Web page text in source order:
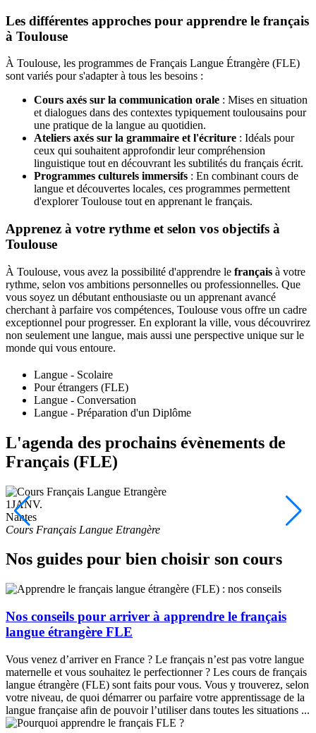
Les différentes approches pour apprendre le français
à Toulouse
À Toulouse, les programmes de Français Langue Étrangère (FLE)
sont variés pour s'adapter à tous les besoins :
Cours axés sur la communication orale : Mises en situation
et dialogues dans des contextes typiquement toulousains pour
une pratique de la langue au quotidien.
Ateliers axés sur la grammaire et l'écriture : Idéals pour
ceux qui souhaitent approfondir leur compréhension
linguistique tout en découvrant les subtilités du français écrit.
Programmes culturels immersifs : En combinant cours de
langue et découvertes locales, ces programmes permettent
d'explorer Toulouse tout en apprenant le français.
Apprenez à votre rythme et selon vos objectifs à
Toulouse
À Toulouse, vous avez la possibilité d'apprendre le français à votre
rythme, selon vos ambitions personnelles ou professionnelles. Que
vous soyez un débutant enthousiaste ou un apprenant avancé
cherchant à parfaire vos compétences, Toulouse vous offre un cadre
exceptionnel pour progresser. En explorant la ville, vous découvrirez
non seulement une langue, mais aussi une perspective unique sur le
monde qui vous entoure.
Langue - Scolaire
Pour étrangers (FLE)
Langue - Conversation
Langue - Préparation d'un Diplôme
L'agenda des prochains évènements de
Français (FLE)
1JANV.
Nantes
Cours Français Langue Etrangère
Nos guides pour bien choisir son cours
Nos conseils pour arriver à apprendre le français
langue étrangère FLE
Vous venez d’arriver en France ? Le français n’est pas votre langue
maternelle et vous souhaitez le perfectionner ? Les cours de français
langue étrangère (FLE) sont faits pour vous. Vous y trouverez, selon
votre niveau, de quoi démarrer ou parfaire votre apprentissage de la
langue française afin de pouvoir l’utiliser dans toutes les situations ...